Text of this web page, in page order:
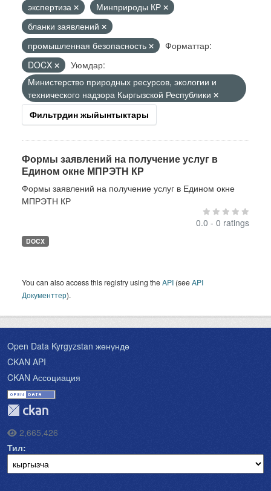
экспертиза
Минприроды КР
бланки заявлений
промышленная безопасность
Форматтар:
DOCX
Уюмдар:
Министерство природных ресурсов, экологии и
технического надзора Кыргызской Республики
Фильтрдин жыйынтыктары
Формы заявлений на получение услуг в
Едином окне МПРЭТН КР
Формы заявлений на получение услуг в Едином окне
МПРЭТН КР
0.0 - 0 ratings
DOCX
You can also access this registry using theAPI (seeAPI
Документтер).
Open Data Kyrgyzstan жөнүндө
CKAN API
CKAN Ассоциация
2,665,426
Тил